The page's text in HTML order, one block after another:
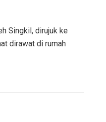
Singkil, dirujuk ke
dirawat di rumah